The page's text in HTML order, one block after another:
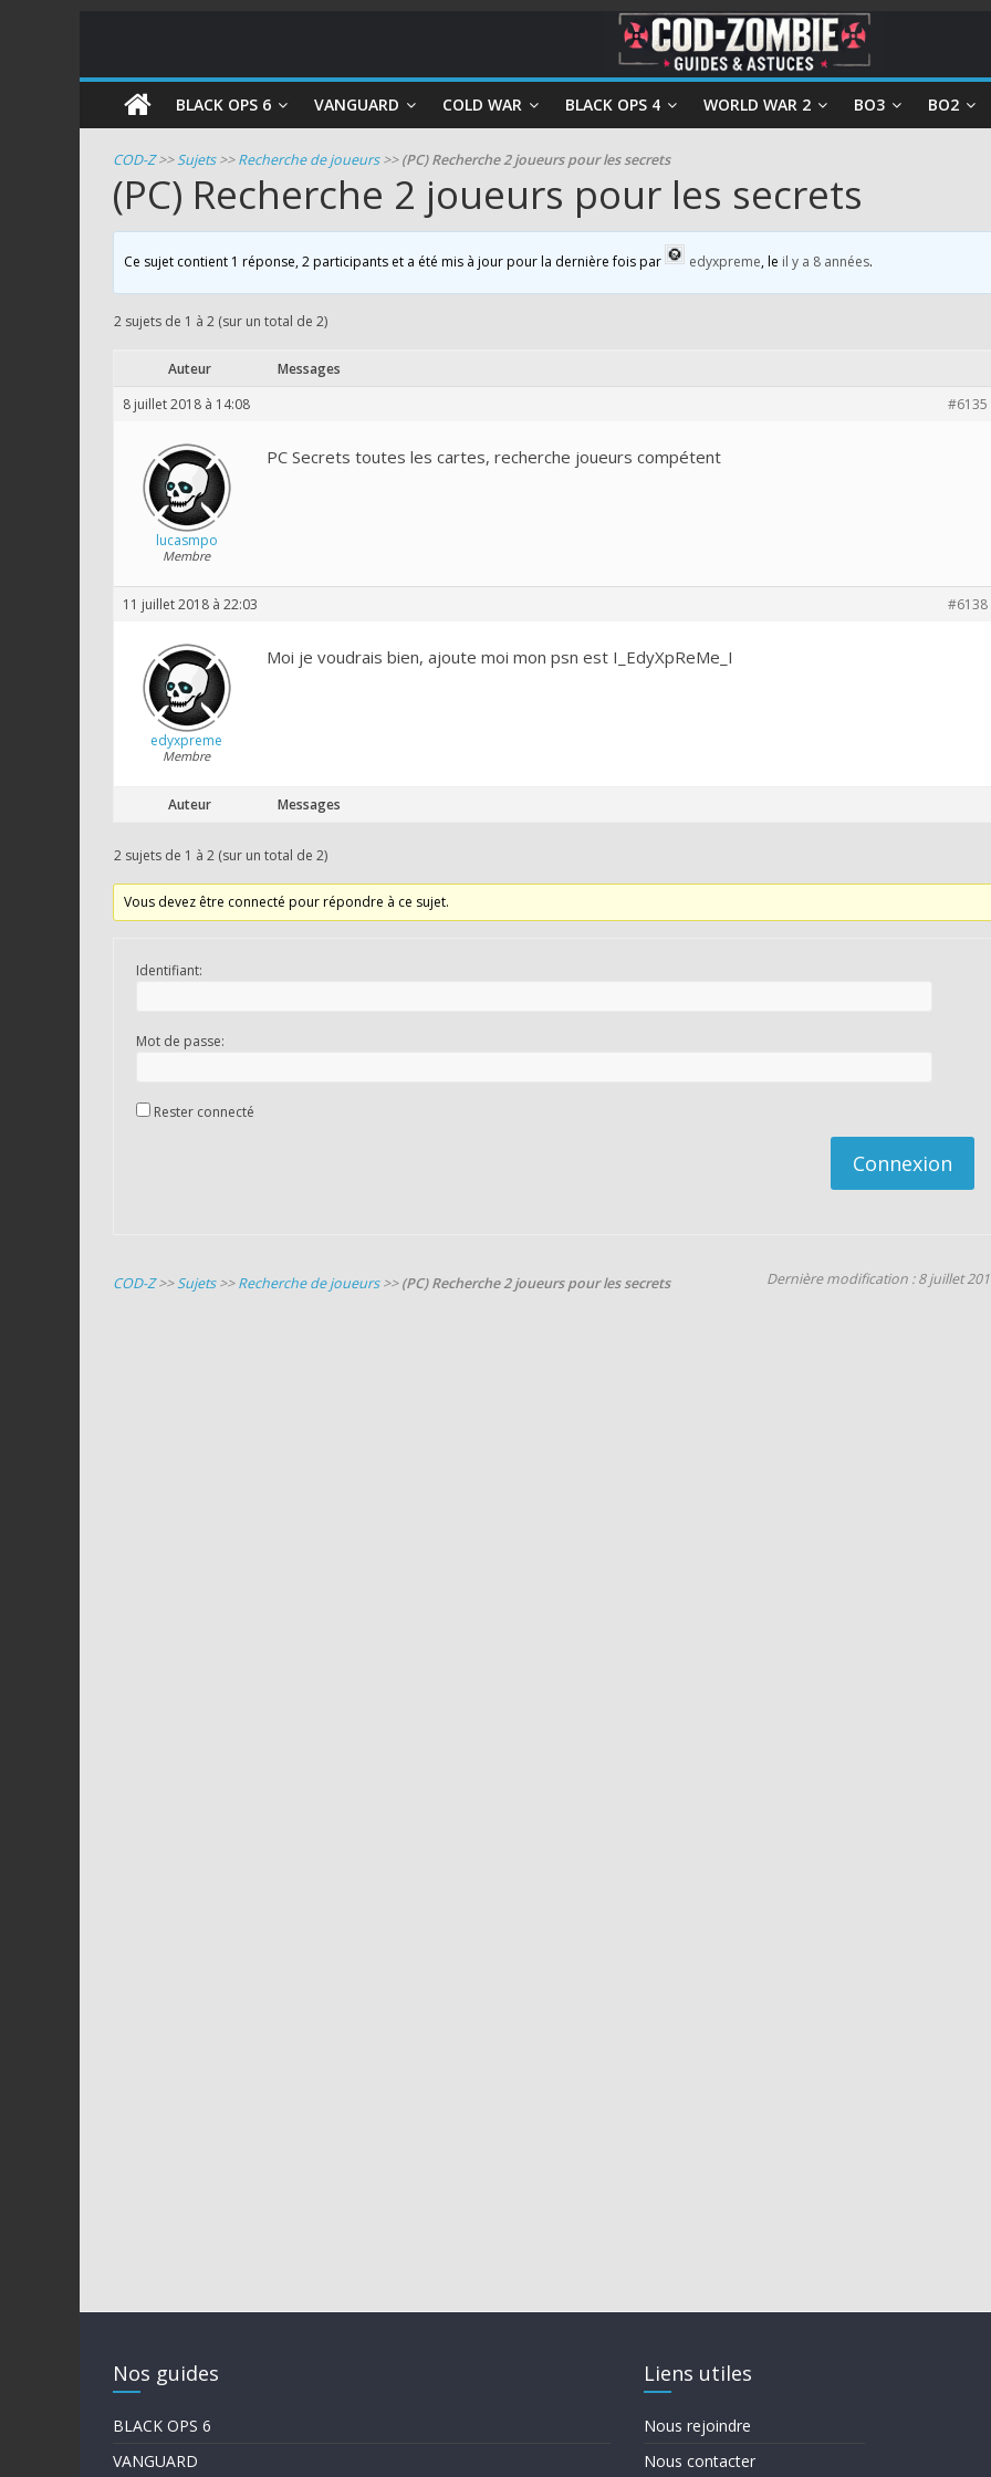
COD
Zombie
Guides
et
astuces
le
mode
zombie
Call
Duty
BLACK OPS 6 VANGUARD COLD WAR BLACK OPS 4 WORLD WAR 2 BO3 BO2
COD-Z>>Sujets>>Recherche de joueurs>>(PC) Recherche 2 joueurs pour les secrets
(PC) Recherche 2 joueurs pour les secrets
Ce sujet contient 1 réponse, 2 participants et a été mis à jour pour la dernière fois par edyxpreme, le il y a 8 années.
2 sujets de 1 à 2 (sur un total de 2)
Auteur
Messages
8 juillet 2018 à 14:08
#6135
lucasmpo
Membre
PC Secrets toutes les cartes, recherche joueurs compétent
11 juillet 2018 à 22:03 #6138
edyxpreme
Membre
Moi je voudrais bien, ajoute moi mon psn est I_EdyXpReMe_I
Auteur Messages
2 sujets de 1 à 2 (sur un total de 2)
Vous devez être connecté pour répondre à ce sujet.
Identifiant:
Mot de passe:
Rester connecté
Connexion
Dernière modification : 8 juillet
COD-Z>>Sujets>>Recherche de joueurs>>(PC) Recherche 2 joueurs pour les secrets
Nos guides
BLACK OPS 6
VANGUARD
Liens utiles
Nous rejoindre
Nous contacter